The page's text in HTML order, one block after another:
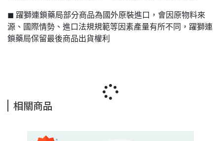
◼ 躍獅連鎖藥局部分商品為國外原裝進口，會因原物料來
源、國際情勢、進口法規規範等因素產量有所不同，躍獅連
鎖藥局保留最後商品出貨權利
相關商品